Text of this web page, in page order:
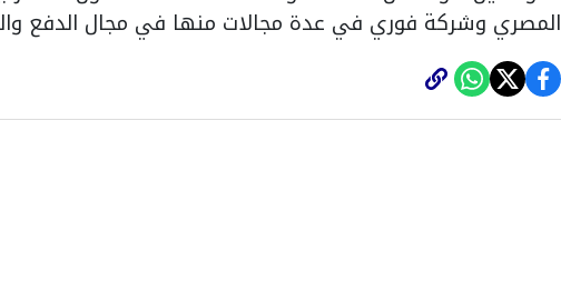
المصري وشركة فوري في عدة مجالات منها في مجال الدفع